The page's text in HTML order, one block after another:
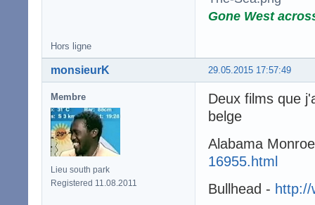
Gone West
Hors ligne
29.05.2015 17:57:49
monsieurK
Membre
Lieu south park
Registered 11.08.2011
Deux films que
belge
Alabama
16955.html
Bullhead - http://